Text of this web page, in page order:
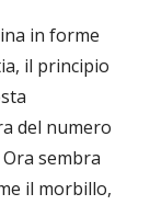
in forme
il principio
del numero
sembra
il morbillo,